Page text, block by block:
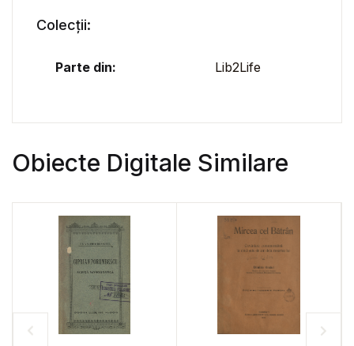
Colecții:
Parte din: Lib2Life
Obiecte Digitale Similare